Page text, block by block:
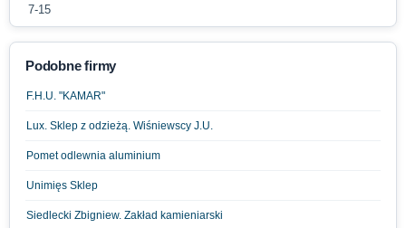
7-15
Podobne firmy
F.H.U. "KAMAR"
Lux. Sklep z odzieżą. Wiśniewscy J.U.
Pomet odlewnia aluminium
Unimięs Sklep
Siedlecki Zbigniew. Zakład kamieniarski